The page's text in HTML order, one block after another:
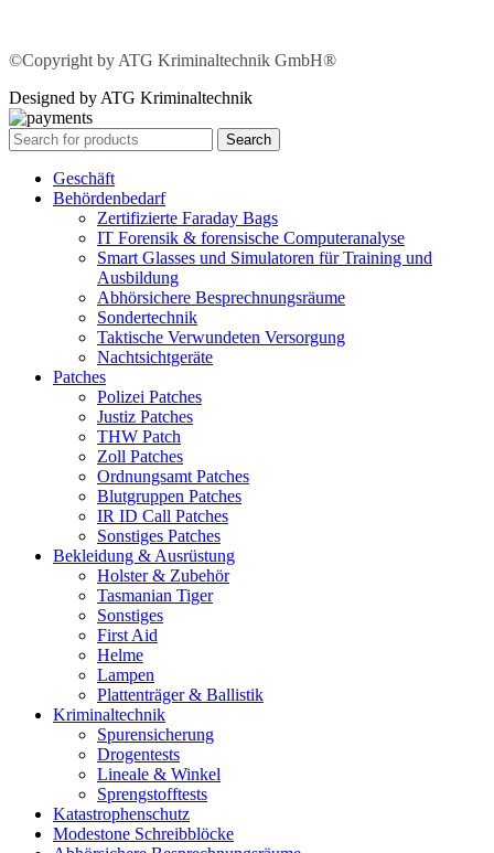
©Copyright by ATG Kriminaltechnik GmbH®
Designed by ATG Kriminaltechnik
Search
Geschäft
Behördenbedarf
Zertifizierte Faraday Bags
IT Forensik & forensische Computeranalyse
Smart Glasses und Simulatoren für Training und
Ausbildung
Abhörsichere Besprechnungsräume
Sondertechnik
Taktische Verwundeten Versorgung
Nachtsichtgeräte
Patches
Polizei Patches
Justiz Patches
THW Patch
Zoll Patches
Ordnungsamt Patches
Blutgruppen Patches
IR ID Call Patches
Sonstiges Patches
Bekleidung & Ausrüstung
Holster & Zubehör
Tasmanian Tiger
Sonstiges
First Aid
Helme
Lampen
Plattenträger & Ballistik
Kriminaltechnik
Spurensicherung
Drogentests
Lineale & Winkel
Sprengstofftests
Katastrophenschutz
Modestone Schreibblöcke